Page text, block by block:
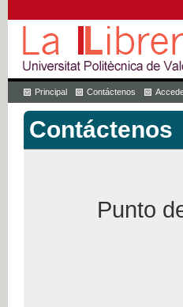
Principal Contáctenos
Contáctenos
Punto de